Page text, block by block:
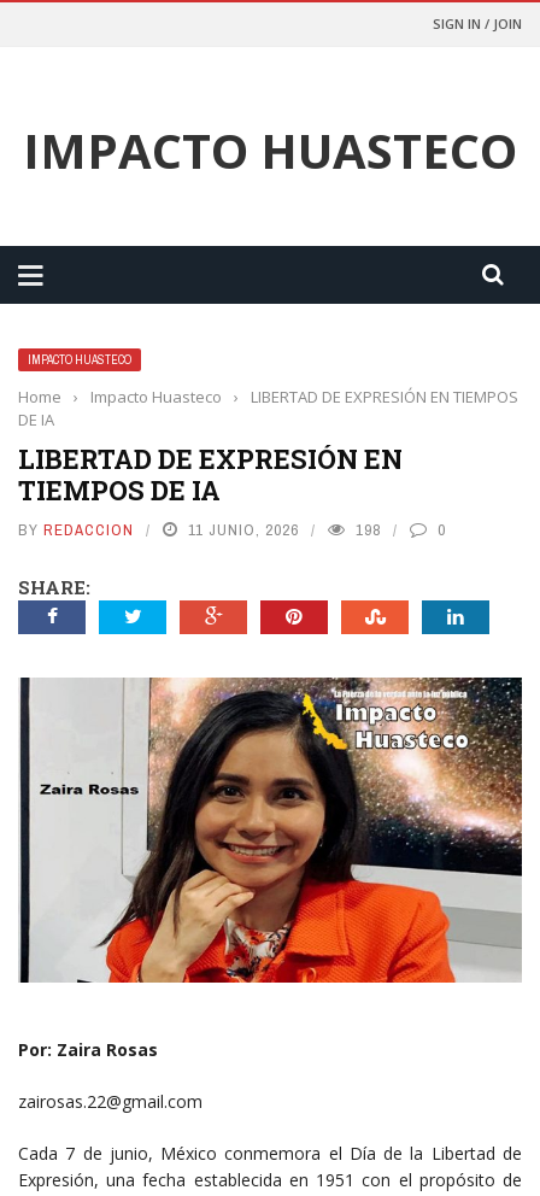
SIGN IN / JOIN
IMPACTO HUASTECO
IMPACTO HUASTECO
Home › Impacto Huasteco ›
LIBERTAD DE EXPRESIÓN EN TIEMPOS
DE IA
LIBERTAD DE EXPRESIÓN EN
TIEMPOS DE IA
BY REDACCION 11 JUNIO, 2026 198 0
SHARE:
Por: Zaira Rosas
zairosas.22@gmail.com
Cada 7 de junio, México conmemora el Día de la Libertad de
Expresión, una fecha establecida en 1951 con el propósito de